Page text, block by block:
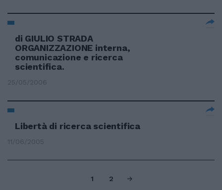
di GIULIO STRADA
ORGANIZZAZIONE interna,
comunicazione e ricerca
scientifica.
25/05/2006
Libertà di ricerca scientifica
11/06/2005
1 2